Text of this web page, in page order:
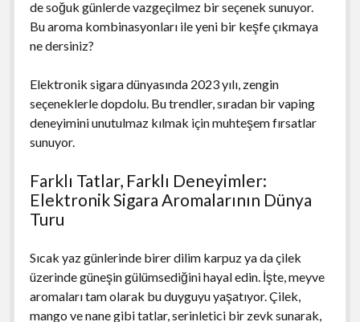
de soğuk günlerde vazgeçilmez bir seçenek sunuyor.
Bu aroma kombinasyonları ile yeni bir keşfe çıkmaya
ne dersiniz?
Elektronik sigara dünyasında 2023 yılı, zengin
seçeneklerle dopdolu. Bu trendler, sıradan bir vaping
deneyimini unutulmaz kılmak için muhteşem fırsatlar
sunuyor.
Farklı Tatlar, Farklı Deneyimler:
Elektronik Sigara Aromalarının Dünya
Turu
Sıcak yaz günlerinde birer dilim karpuz ya da çilek
üzerinde güneşin gülümsediğini hayal edin. İşte, meyve
aromaları tam olarak bu duyguyu yaşatıyor. Çilek,
mango ve nane gibi tatlar, serinletici bir zevk sunarak,